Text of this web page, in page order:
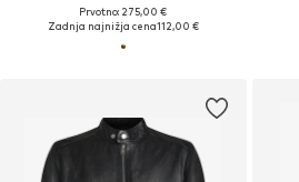
Prvotno: 275,00 €
Zadnja najnižja cena112,00 €